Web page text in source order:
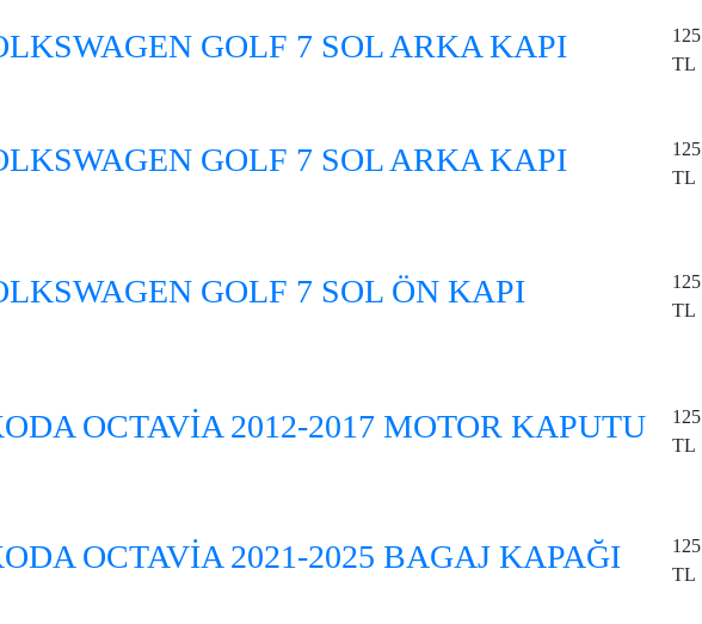
GOLF 7 SOL ARKA KAPI
125
TL
GOLF 7 SOL ARKA KAPI
125
TL
GOLF 7 SOL ÖN KAPI
125
TL
OCTAVİA 2012-2017 MOTOR KAPUTU
125
TL
OCTAVİA 2021-2025 BAGAJ KAPAĞI
125
TL